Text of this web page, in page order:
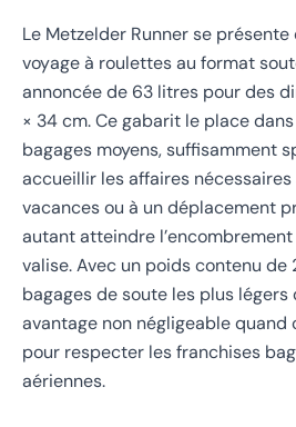
Le Metzelder Runner se
voyage à roulettes au format
annoncée de 63 litres pour des
× 34 cm. Ce gabarit le place
bagages moyens, suffisamment
accueillir les affaires
vacances ou à un déplacement
autant atteindre l’encombrement
valise. Avec un poids contenu de
bagages de soute les plus légers
avantage non négligeable
pour respecter les franchises
aériennes.